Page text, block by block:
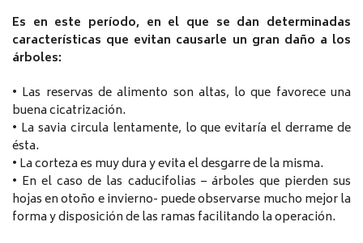
Es en este período, en el que se dan determinadas
características que evitan causarle un gran daño a los
árboles:
• Las reservas de alimento son altas, lo que favorece una
buena cicatrización.
• La savia circula lentamente, lo que evitaría el derrame de
ésta.
• La corteza es muy dura y evita el desgarre de la misma.
• En el caso de las caducifolias – árboles que pierden sus
hojas en otoño e invierno- puede observarse mucho mejor la
forma y disposición de las ramas facilitando la operación.